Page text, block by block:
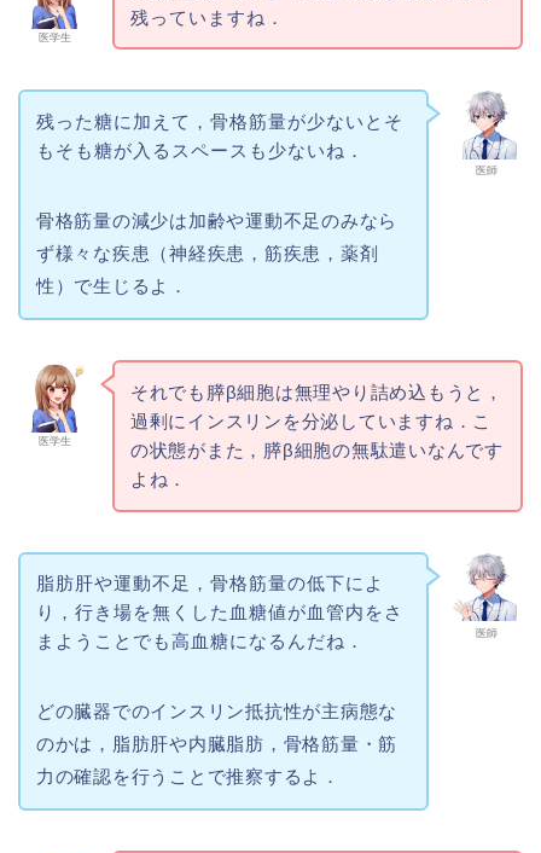
医学生
残っていますね．
医師
残った糖に加えて，骨格筋量が少ないとそ
もそも糖が入るスペースも少ないね．
骨格筋量の減少は加齢や運動不足のみなら
ず様々な疾患（神経疾患，筋疾患，薬剤
性）で生じるよ．
医学生
それでも膵β細胞は無理やり詰め込もうと，
過剰にインスリンを分泌していますね．こ
の状態がまた，膵β細胞の無駄遣いなんです
よね．
医師
脂肪肝や運動不足，骨格筋量の低下によ
り，行き場を無くした血糖値が血管内をさ
まようことでも高血糖になるんだね．
どの臓器でのインスリン抵抗性が主病態な
のかは，脂肪肝や内臓脂肪，骨格筋量・筋
力の確認を行うことで推察するよ．